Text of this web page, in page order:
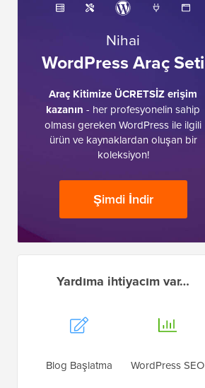
Nihai
WordPress Araç Seti
Araç Kitimize ÜCRETSİZ erişim
kazanın - her profesyonelin sahip
olması gereken WordPress ile ilgili
ürün ve kaynaklardan oluşan bir
koleksiyon!
Şimdi İndir
Yardıma ihtiyacım var…
Blog Başlatma WordPress SEO